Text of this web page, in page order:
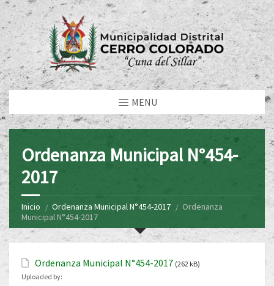
MENU
Ordenanza Municipal N°454-
2017
Inicio Ordenanza Municipal N°454-2017
Ordenanza
Municipal N°454-2017
Ordenanza Municipal N°454-2017 (262 kB)
Uploaded by: